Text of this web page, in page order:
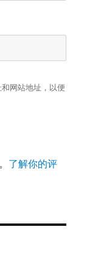
网站地址，以便
了解你的评